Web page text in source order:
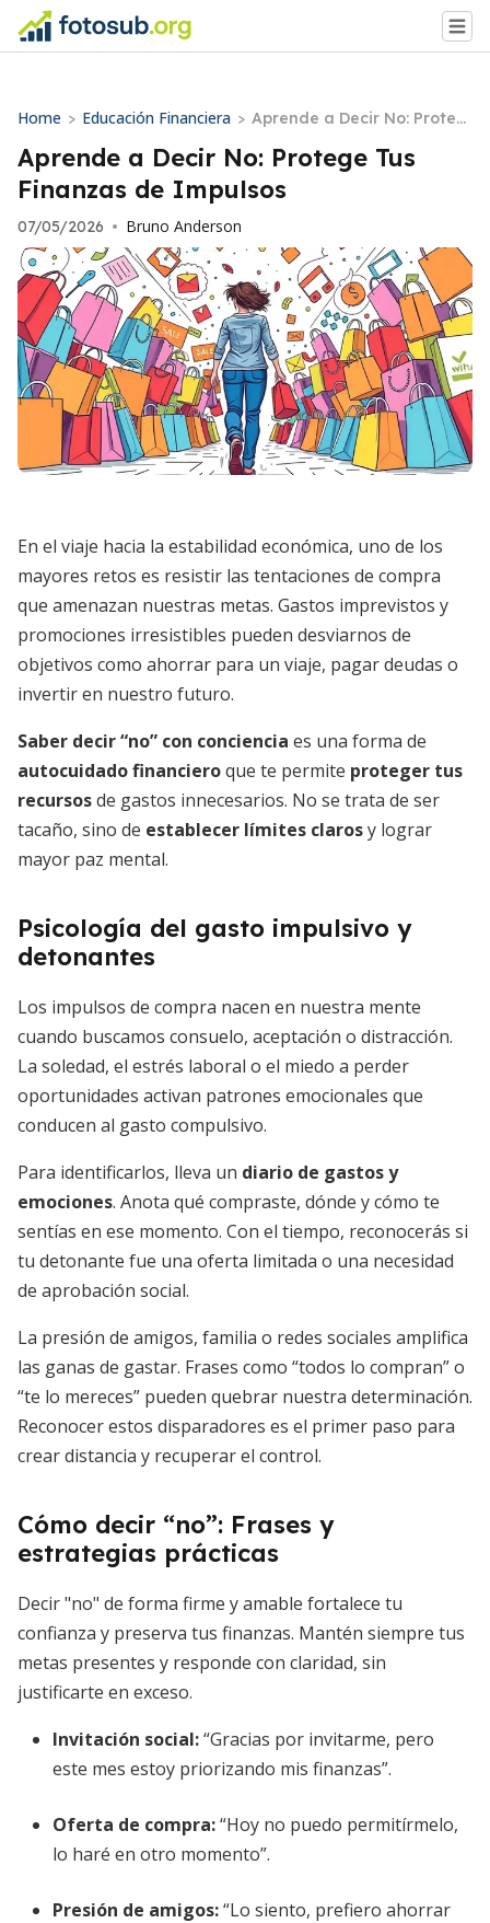
Home > Educación Financiera > Aprende a Decir No: Proteg
e Tus Finanzas de Impulsos
Aprende a Decir No: Protege Tus
Finanzas de Impulsos
07/05/2026 • Bruno Anderson
En el viaje hacia la estabilidad económica, uno de los
mayores retos es resistir las tentaciones de compra
que amenazan nuestras metas. Gastos imprevistos y
promociones irresistibles pueden desviarnos de
objetivos como ahorrar para un viaje, pagar deudas o
invertir en nuestro futuro.
Saber decir “no” con conciencia es una forma de
autocuidado financieroque te permite proteger tus
recursosde gastos innecesarios. No se trata de ser
tacaño, sino de establecer límites clarosy lograr
mayor paz mental.
Psicología del gasto impulsivo y
detonantes
Los impulsos de compra nacen en nuestra mente
cuando buscamos consuelo, aceptación o distracción.
La soledad, el estrés laboral o el miedo a perder
oportunidades activan patrones emocionales que
conducen al gasto compulsivo.
Para identificarlos, lleva un diario de gastos y
emociones. Anota qué compraste, dónde y cómo te
sentías en ese momento. Con el tiempo, reconocerás si
tu detonante fue una oferta limitada o una necesidad
de aprobación social.
La presión de amigos, familia o redes sociales amplifica
las ganas de gastar. Frases como “todos lo compran” o
“te lo mereces” pueden quebrar nuestra determinación.
Reconocer estos disparadores es el primer paso para
crear distancia y recuperar el control.
Cómo decir “no”: Frases y
estrategias prácticas
Decir "no" de forma firme y amable fortalece tu
confianza y preserva tus finanzas. Mantén siempre tus
metas presentes y responde con claridad, sin
justificarte en exceso.
Invitación social:“Gracias por invitarme, pero
este mes estoy priorizando mis finanzas”.
Oferta de compra:“Hoy no puedo permitírmelo,
lo haré en otro momento”.
Presión de amigos:“Lo siento, prefiero ahorrar